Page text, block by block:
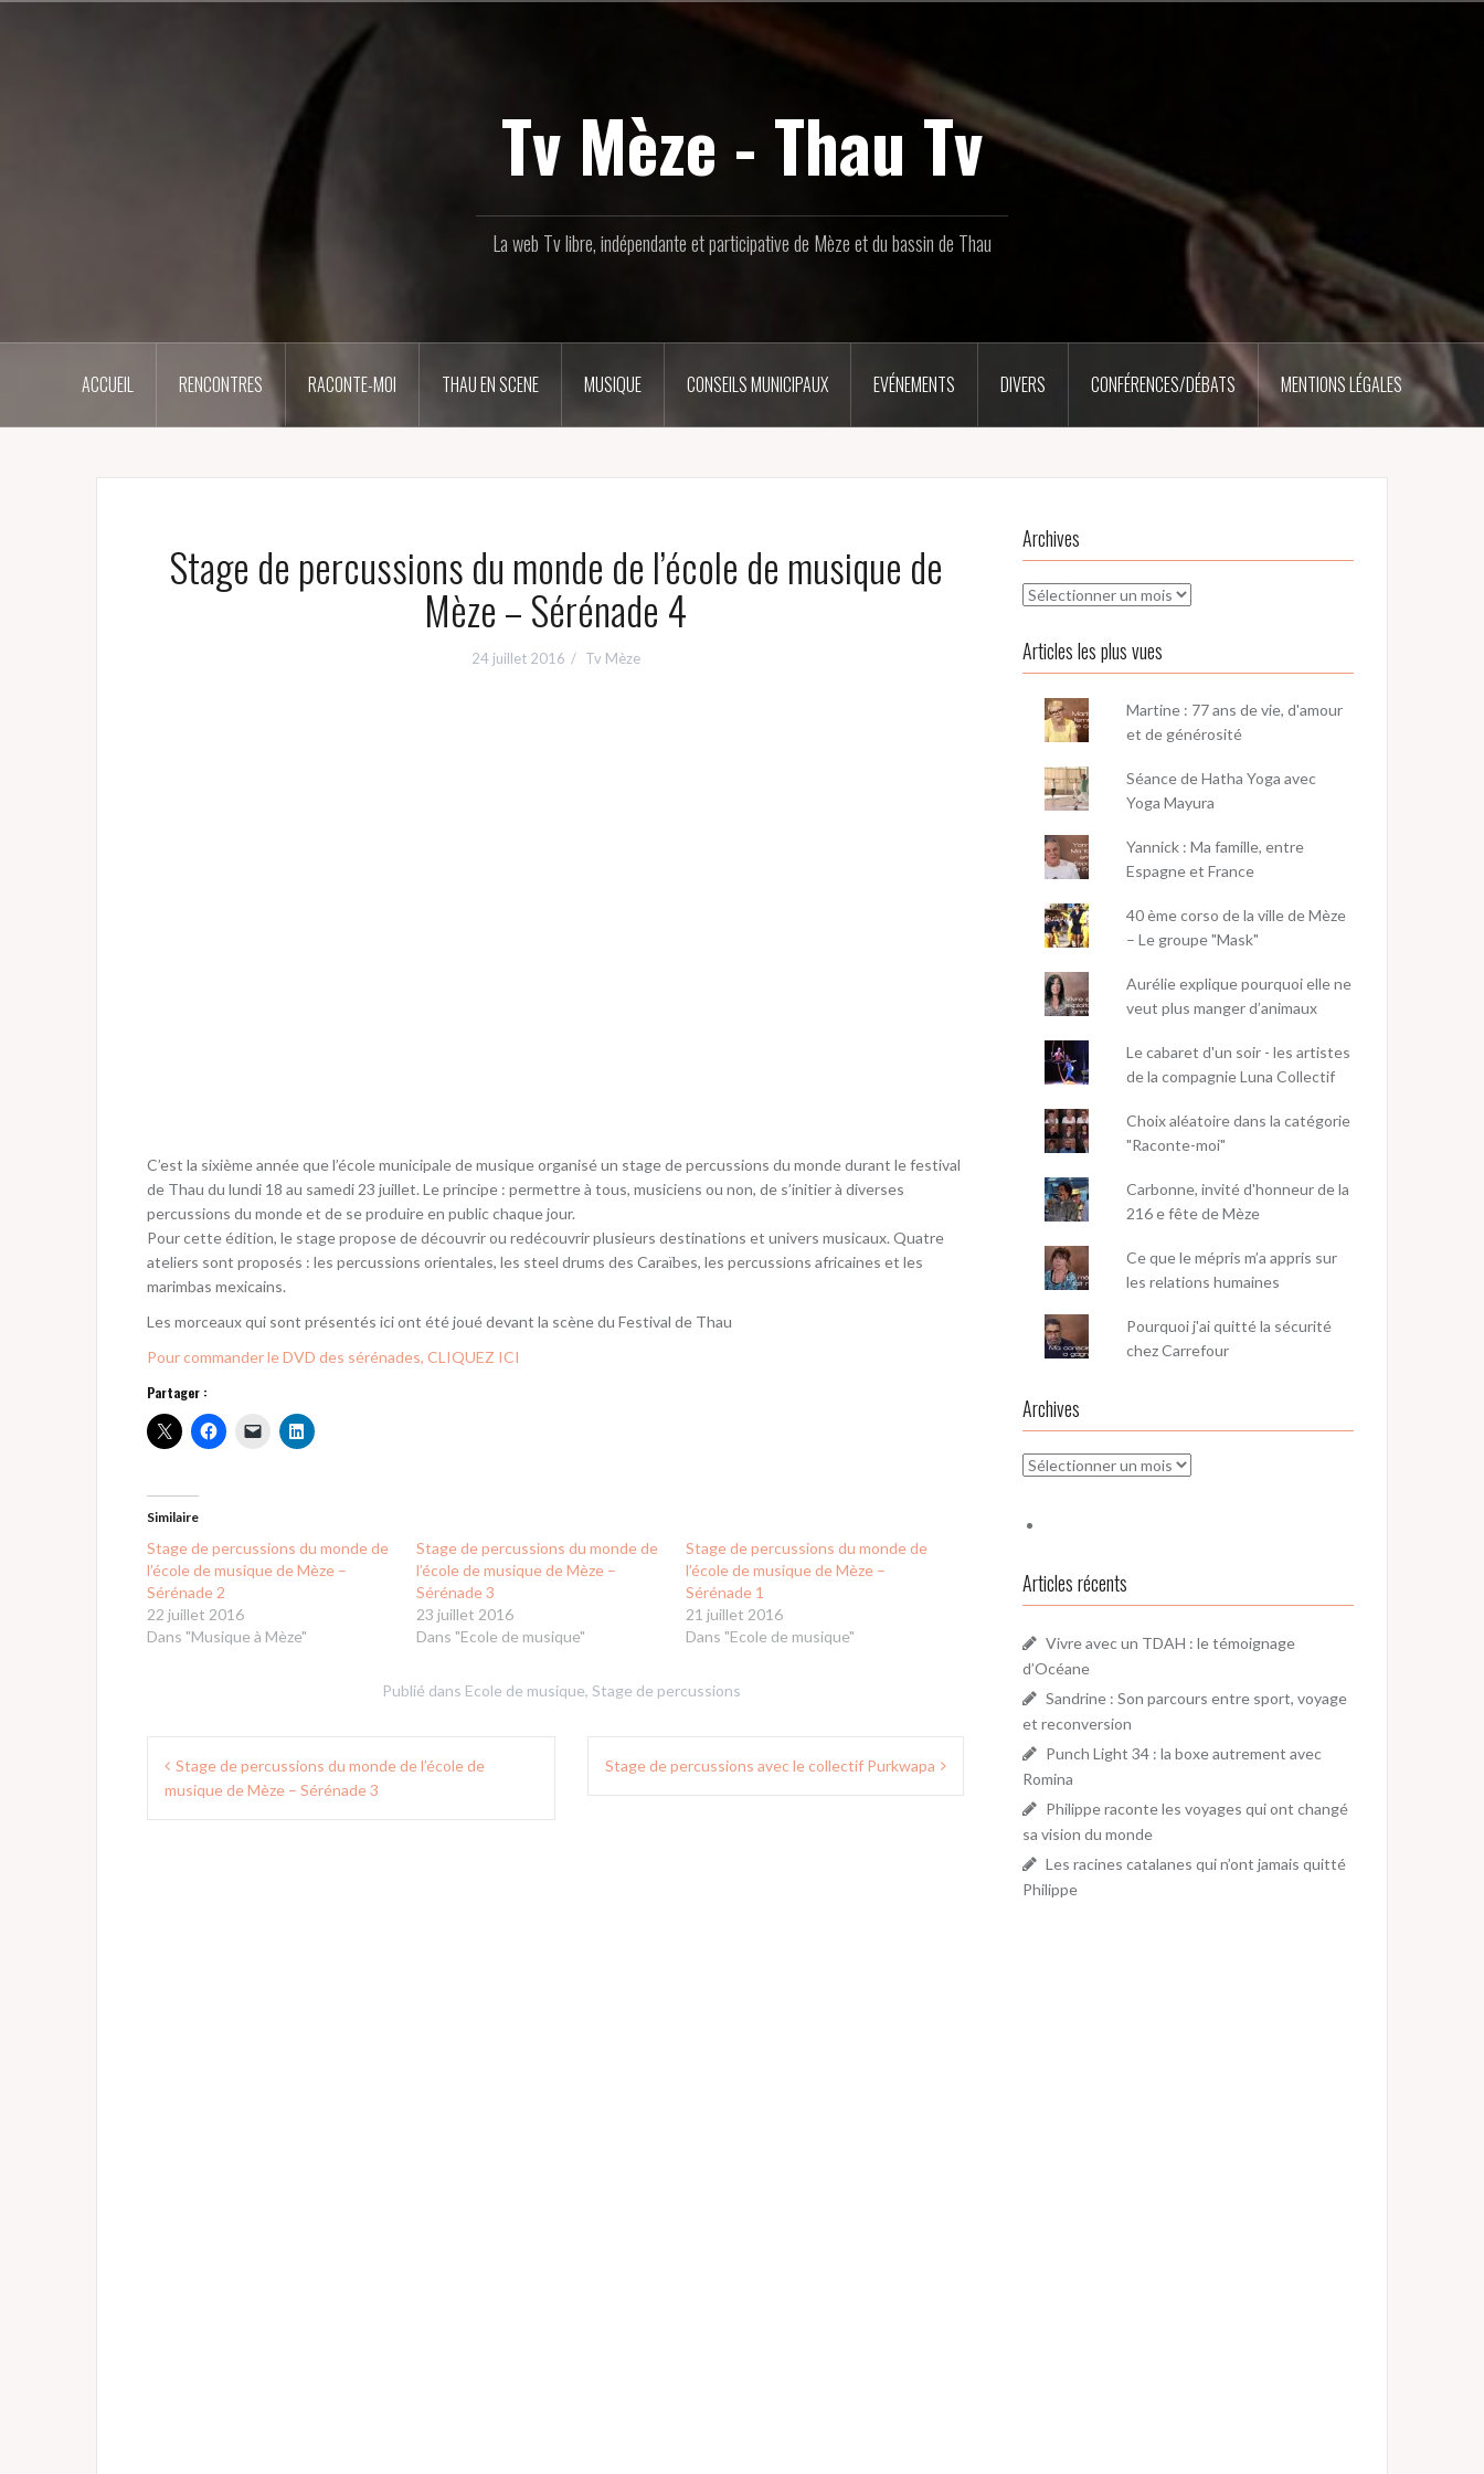
Tv Mèze - Thau Tv
La web Tv libre, indépendante et participative de Mèze et du bassin de Thau
ACCUEIL RENCONTRES RACONTE-MOI THAU EN SCENE MUSIQUE CONSEILS MUNICIPAUX EVÉNEMENTS DIVERS CONFÉRENCES/DÉBATS MENTIONS LÉGALES
Stage de percussions du monde de l’école de musique de
Mèze – Sérénade 4
24 juillet 2016 Tv Mèze
C’est la sixième année que l’école municipale de musique organisé un stage de percussions du monde durant le festival
de Thau du lundi 18 au samedi 23 juillet. Le principe : permettre à tous, musiciens ou non, de s’initier à diverses
percussions du monde et de se produire en public chaque jour.
Pour cette édition, le stage propose de découvrir ou redécouvrir plusieurs destinations et univers musicaux. Quatre
ateliers sont proposés : les percussions orientales, les steel drums des Caraïbes, les percussions africaines et les
marimbas mexicains.
Les morceaux qui sont présentés ici ont été joué devant la scène du Festival de Thau
Pour commander le DVD des sérénades, CLIQUEZ ICI
Partager :
Similaire
Stage de percussions du monde de
l’école de musique de Mèze –
Sérénade 2
22 juillet 2016
Dans "Musique à Mèze"
Stage de percussions du monde de
l’école de musique de Mèze –
Sérénade 3
23 juillet 2016
Dans "Ecole de musique"
Stage de percussions du monde de
l’école de musique de Mèze –
Sérénade 1
21 juillet 2016
Dans "Ecole de musique"
Publié dans Ecole de musique, Stage de percussions
Navigation
deStage de percussions du monde de l’école de
musique de Mèze – Sérénade 3
Stage de percussions avec le collectif Purkwapa
Archives
Archives
Articles les plus vues
Martine : 77 ans de vie, d'amour
et de générosité
Séance de Hatha Yoga avec
Yoga Mayura
Yannick : Ma famille, entre
Espagne et France
40 ème corso de la ville de Mèze
– Le groupe "Mask"
Aurélie explique pourquoi elle ne
veut plus manger d’animaux
Le cabaret d'un soir - les artistes
de la compagnie Luna Collectif
Choix aléatoire dans la catégorie
"Raconte-moi"
Carbonne, invité d'honneur de la
216 e fête de Mèze
Ce que le mépris m’a appris sur
les relations humaines
Pourquoi j'ai quitté la sécurité
chez Carrefour
Archives
Archives
Articles récents
Vivre avec un TDAH : le témoignage
d’Océane
Sandrine : Son parcours entre sport, voyage
et reconversion
Punch Light 34 : la boxe autrement avec
Romina
Philippe raconte les voyages qui ont changé
sa vision du monde
Les racines catalanes qui n’ont jamais quitté
Philippe